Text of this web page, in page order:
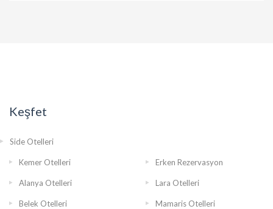
Keşfet
Side Otelleri
Kemer Otelleri Erken Rezervasyon
Alanya Otelleri Lara Otelleri
Belek Otelleri Mamaris Otelleri